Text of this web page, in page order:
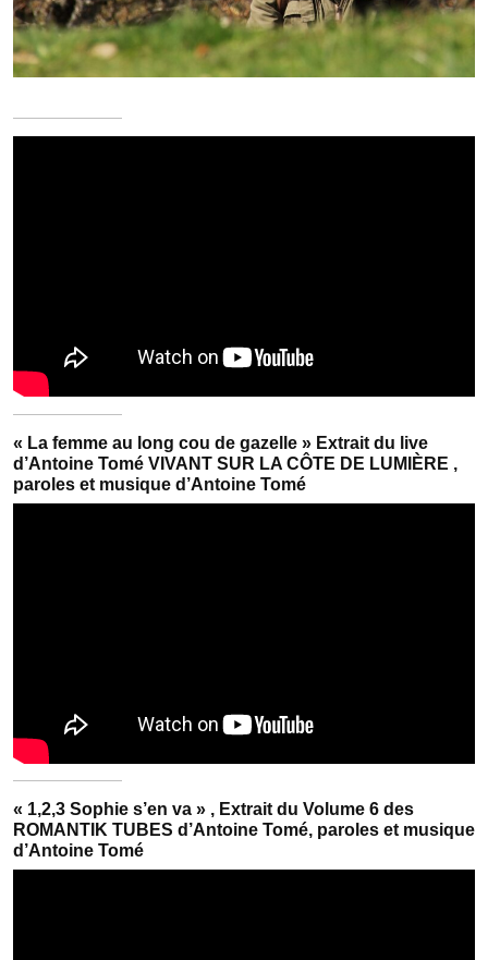
« La femme au long cou de gazelle » Extrait du live
d’Antoine Tomé VIVANT SUR LA CÔTE DE LUMIÈRE ,
paroles et musique d’Antoine Tomé
« 1,2,3 Sophie s’en va » , Extrait du Volume 6 des
ROMANTIK TUBES d’Antoine Tomé, paroles et musique
d’Antoine Tomé